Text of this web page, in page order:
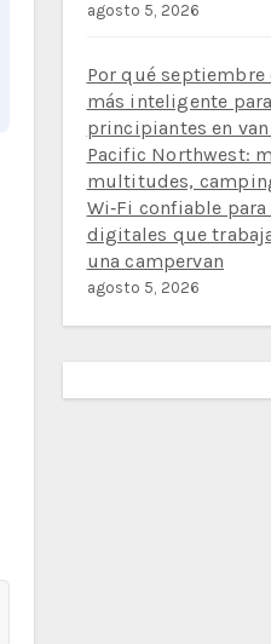
agosto 5, 2026
Por qué septiembre
más inteligente para
principiantes en
Pacific Northwest:
multitudes,
Wi‑Fi confiable
digitales que
una campervan
agosto 5, 2026